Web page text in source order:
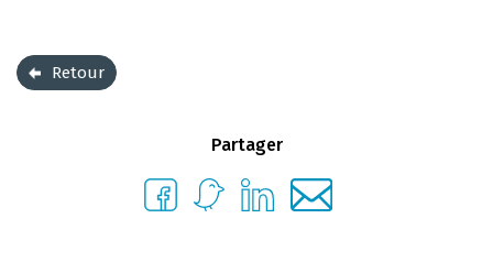
Retour
Partager